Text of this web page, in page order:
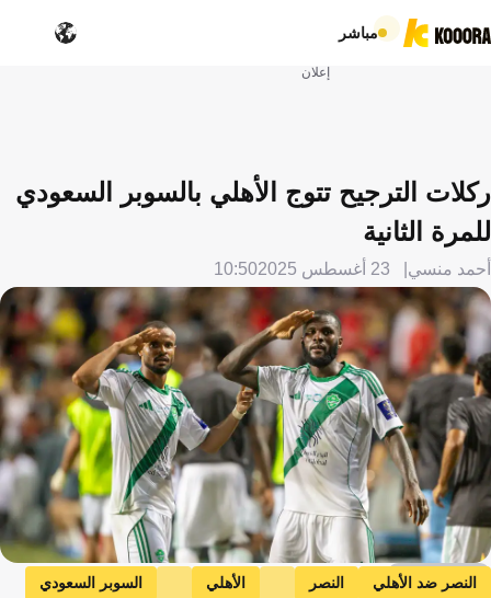
مباشر
إعلان
ركلات الترجيح تتوج الأهلي بالسوبر السعودي
للمرة الثانية
أحمد منسي 23 أغسطس 2025 10:50
Getty Images
النصر ضد الأهلي النصر الأهلي
السوبر السعودي